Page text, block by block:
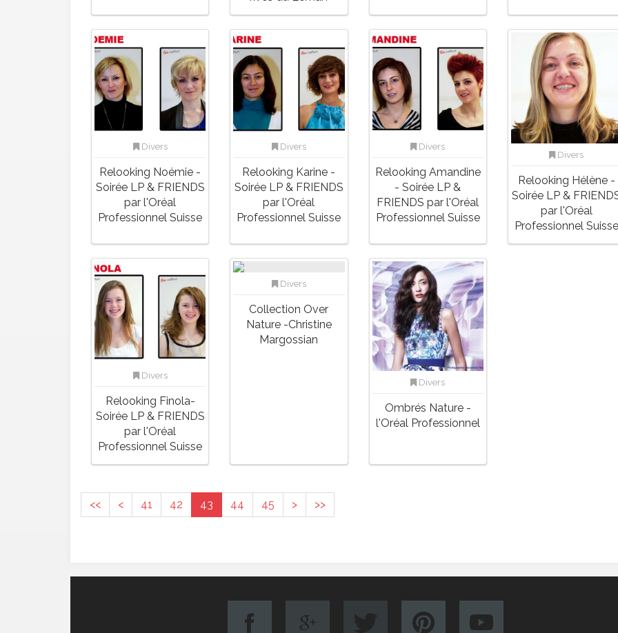
Divers
Relooking Noémie -
Soirée LP & FRIENDS
par l'Oréal
Professionnel Suisse
Divers
Relooking Karine -
Soirée LP & FRIENDS
par l'Oréal
Professionnel Suisse
Divers
Relooking Amandine
- Soirée LP &
FRIENDS par l'Oréal
Professionnel Suisse
Divers
Relooking Hélène -
Soirée LP &
par l'Oréal
Professionnel Suisse
Divers
Relooking Finola-
Soirée LP & FRIENDS
par l'Oréal
Professionnel Suisse
Divers
Collection Over
Nature -Christine
Margossian
Divers
Ombrés Nature -
l'Oréal Professionnel
<< < 41 42 43 44 45 > >>